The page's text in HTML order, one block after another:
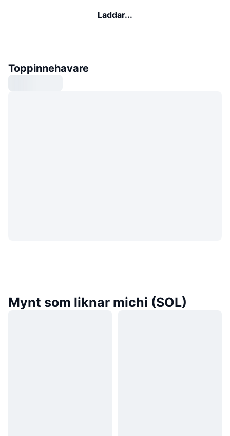
Laddar...
Toppinnehavare
Mynt som liknar michi (SOL)